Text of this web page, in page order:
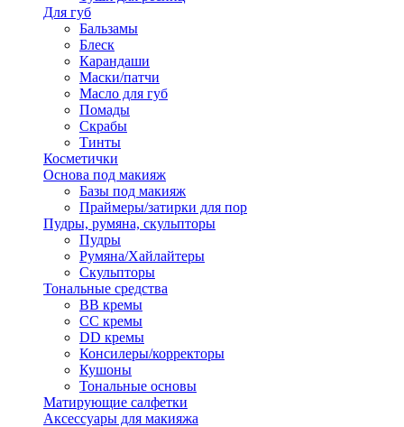
Для губ
Бальзамы
Блеск
Карандаши
Маски/патчи
Масло для губ
Помады
Скрабы
Тинты
Косметички
Основа под макияж
Базы под макияж
Праймеры/затирки для пор
Пудры, румяна, скульпторы
Пудры
Румяна/Хайлайтеры
Скульпторы
Тональные средства
BB кремы
CC кремы
DD кремы
Консилеры/корректоры
Кушоны
Тональные основы
Матирующие салфетки
Аксессуары для макияжа